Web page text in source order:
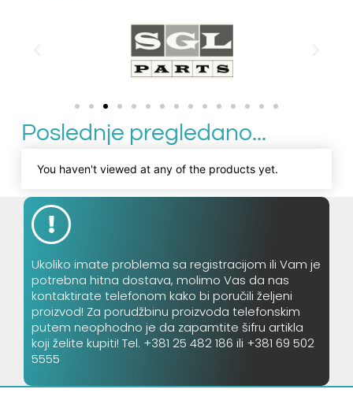
Poslednje pregledano...
You haven't viewed at any of the products yet.
Ukoliko imate problema sa registracijom ili Vam je
potrebna hitna dostava, molimo Vas da nas
kontaktirate telefonom kako bi poručili željeni
proizvod! Za porudžbinu proizvoda telefonskim
putem neophodno je da zapamtite šifru artikla
koji želite kupiti! Tel. +381 25 482 186 ili +381 69 502
5555